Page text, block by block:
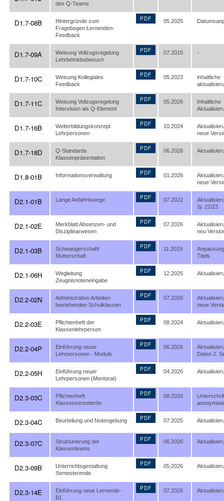
des Q-Teams
D1.7-08B
Hintergründe zum
Fragebogen Lernenden-
Feedback
PDF 05.2025
D1.7-09A
Weisung Vollzugsregelung
Lehrbetriebsbesuch
PDF 07.2015 -
D1.7-10C
Weisung Kollegiales
Feedback
PDF 05.2023
inhaltliche
D1.7-11C
Weisung Vollzugsregelung
Intervision als Q-Element
PDF 05.2026
Inhaltliche
D1.7-16B
Weiterbildungskonzept
Lehrpersonen
PDF 10.2024
neue
D1.7-18D
Q-Standards
Klassenpräsentation
PDF 06.2026
D1.8-01B Informationsverwaltung PDF 01.2026
neue
D2.1-01B Lange Anfahrtswege PDF 07.2022
Sj. 22/23
D2.1-02E
Merkblatt Absenzen- und
Disziplinarwesen
PDF 07.2026
neu
D2.1-03B
Schwangerschaft/
Mutterschaft
PDF 11.2019
Titels
D2.1-06H
Wegleitung
Zeugnisnoteneingabe
PDF 12.2025
D2.2-02N
Administrative Arbeiten
bestehenden Schulklassen
PDF 07.2026
neue
D2.2-03E
Pflichtenheft der
Klassenlehrperson
PDF 08.2024
D2.2-04P
Einführung neuer
Lehrpersonen - Module
PDF 06.2026
Daten 2.
D2.2-05H
Einführung neuer
Lehrpersonen (Mentorat)
PDF 04.2026
D2.3-03C
Pflichtenheft
Klassenvertreter/in
PDF 08.2020
D2.3-04C Beurteilung und Notengebung PDF 07.2025
D2.3-07C
Strukturierung der
Klassenteams
PDF 06.2026
D2.3-09B
Unterrichtsgestaltung
Semesterende
PDF 05.2026
D2.3-14E
Einführung neue Lernende -
B1
PDF 07.2026